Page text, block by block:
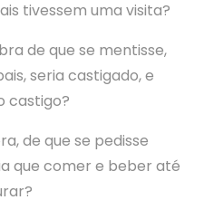
tivessem uma visita?
de que se mentisse,
seria castigado, e
castigo?
de que se pedisse
que comer e beber até